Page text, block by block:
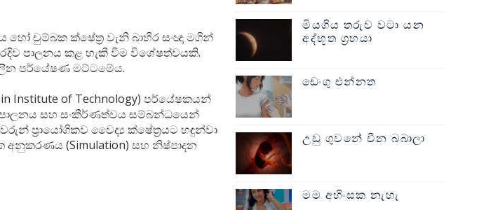
චුම්බක ක්ෂේත්‍ර වැනි බාහිර සංඥා මගින්
පාලනය කළ හැකි වීම විශේෂත්වයකි.
පර්යේෂණ මට්ටමේය.
of Technology) පර්යේෂකයන්
සහ සංකීර්ණත්වය සම්බන්ධයෙන්
ප්‍රායෝගිකව වෛද්‍ය ක්ෂේත්‍රයට හඳුන්වා
(Simulation) සහ නිෂ්පාදන
මියගිය තරුව වටා යන
අද්භූත ග්‍රහයා
ඩෙංගු එන්නත
උඩු ගුවනේ චීන බබාලා
මම අහිංසක නැහැ